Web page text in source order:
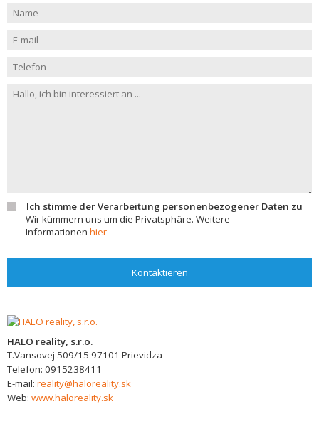
Ich stimme der Verarbeitung personenbezogener Daten zu
Wir kümmern uns um die Privatsphäre. Weitere
Informationen hier
Kontaktieren
HALO reality, s.r.o.
T.Vansovej 509/15 97101 Prievidza
Telefon: 0915238411
E-mail: reality@haloreality.sk
Web: www.haloreality.sk